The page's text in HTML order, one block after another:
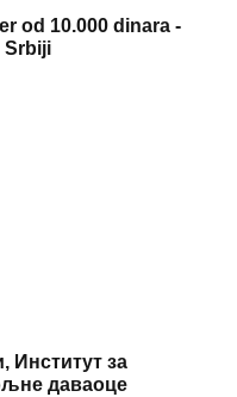
od 10.000 dinara -
Srbiji
Институт за
даваоце